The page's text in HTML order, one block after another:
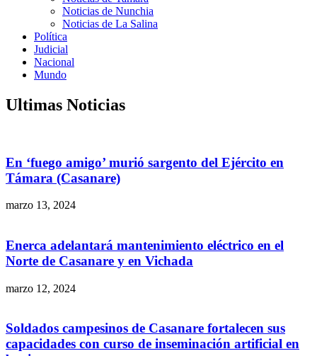
Noticias de Nunchia
Noticias de La Salina
Política
Judicial
Nacional
Mundo
Ultimas Noticias
En ‘fuego amigo’ murió sargento del Ejército en
Támara (Casanare)
marzo 13, 2024
Enerca adelantará mantenimiento eléctrico en el
Norte de Casanare y en Vichada
marzo 12, 2024
Soldados campesinos de Casanare fortalecen sus
capacidades con curso de inseminación artificial en